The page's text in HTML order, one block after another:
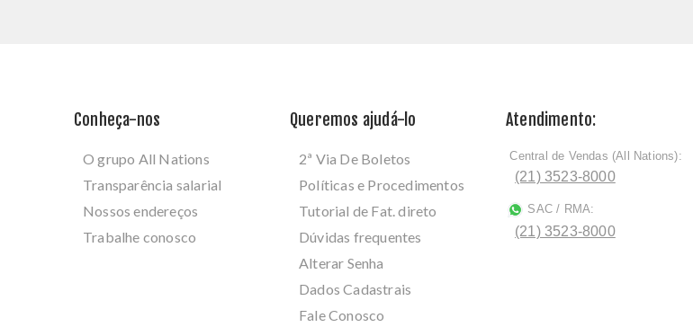
Conheça-nos
O grupo All Nations
Transparência salarial
Nossos endereços
Trabalhe conosco
Queremos ajudá-lo
2ª Via De Boletos
Políticas e Procedimentos
Tutorial de Fat. direto
Dúvidas frequentes
Alterar Senha
Dados Cadastrais
Fale Conosco
Atendimento:
ﾠCentral de Vendas (All Nations):
(21) 3523-8000
SAC / RMA:
(21) 3523-8000